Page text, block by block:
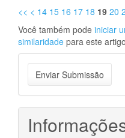
<< < 14 15 16 17 18 19 20
Você também pode iniciar
similaridade para este
Enviar
Submissão
Enviar Submissão